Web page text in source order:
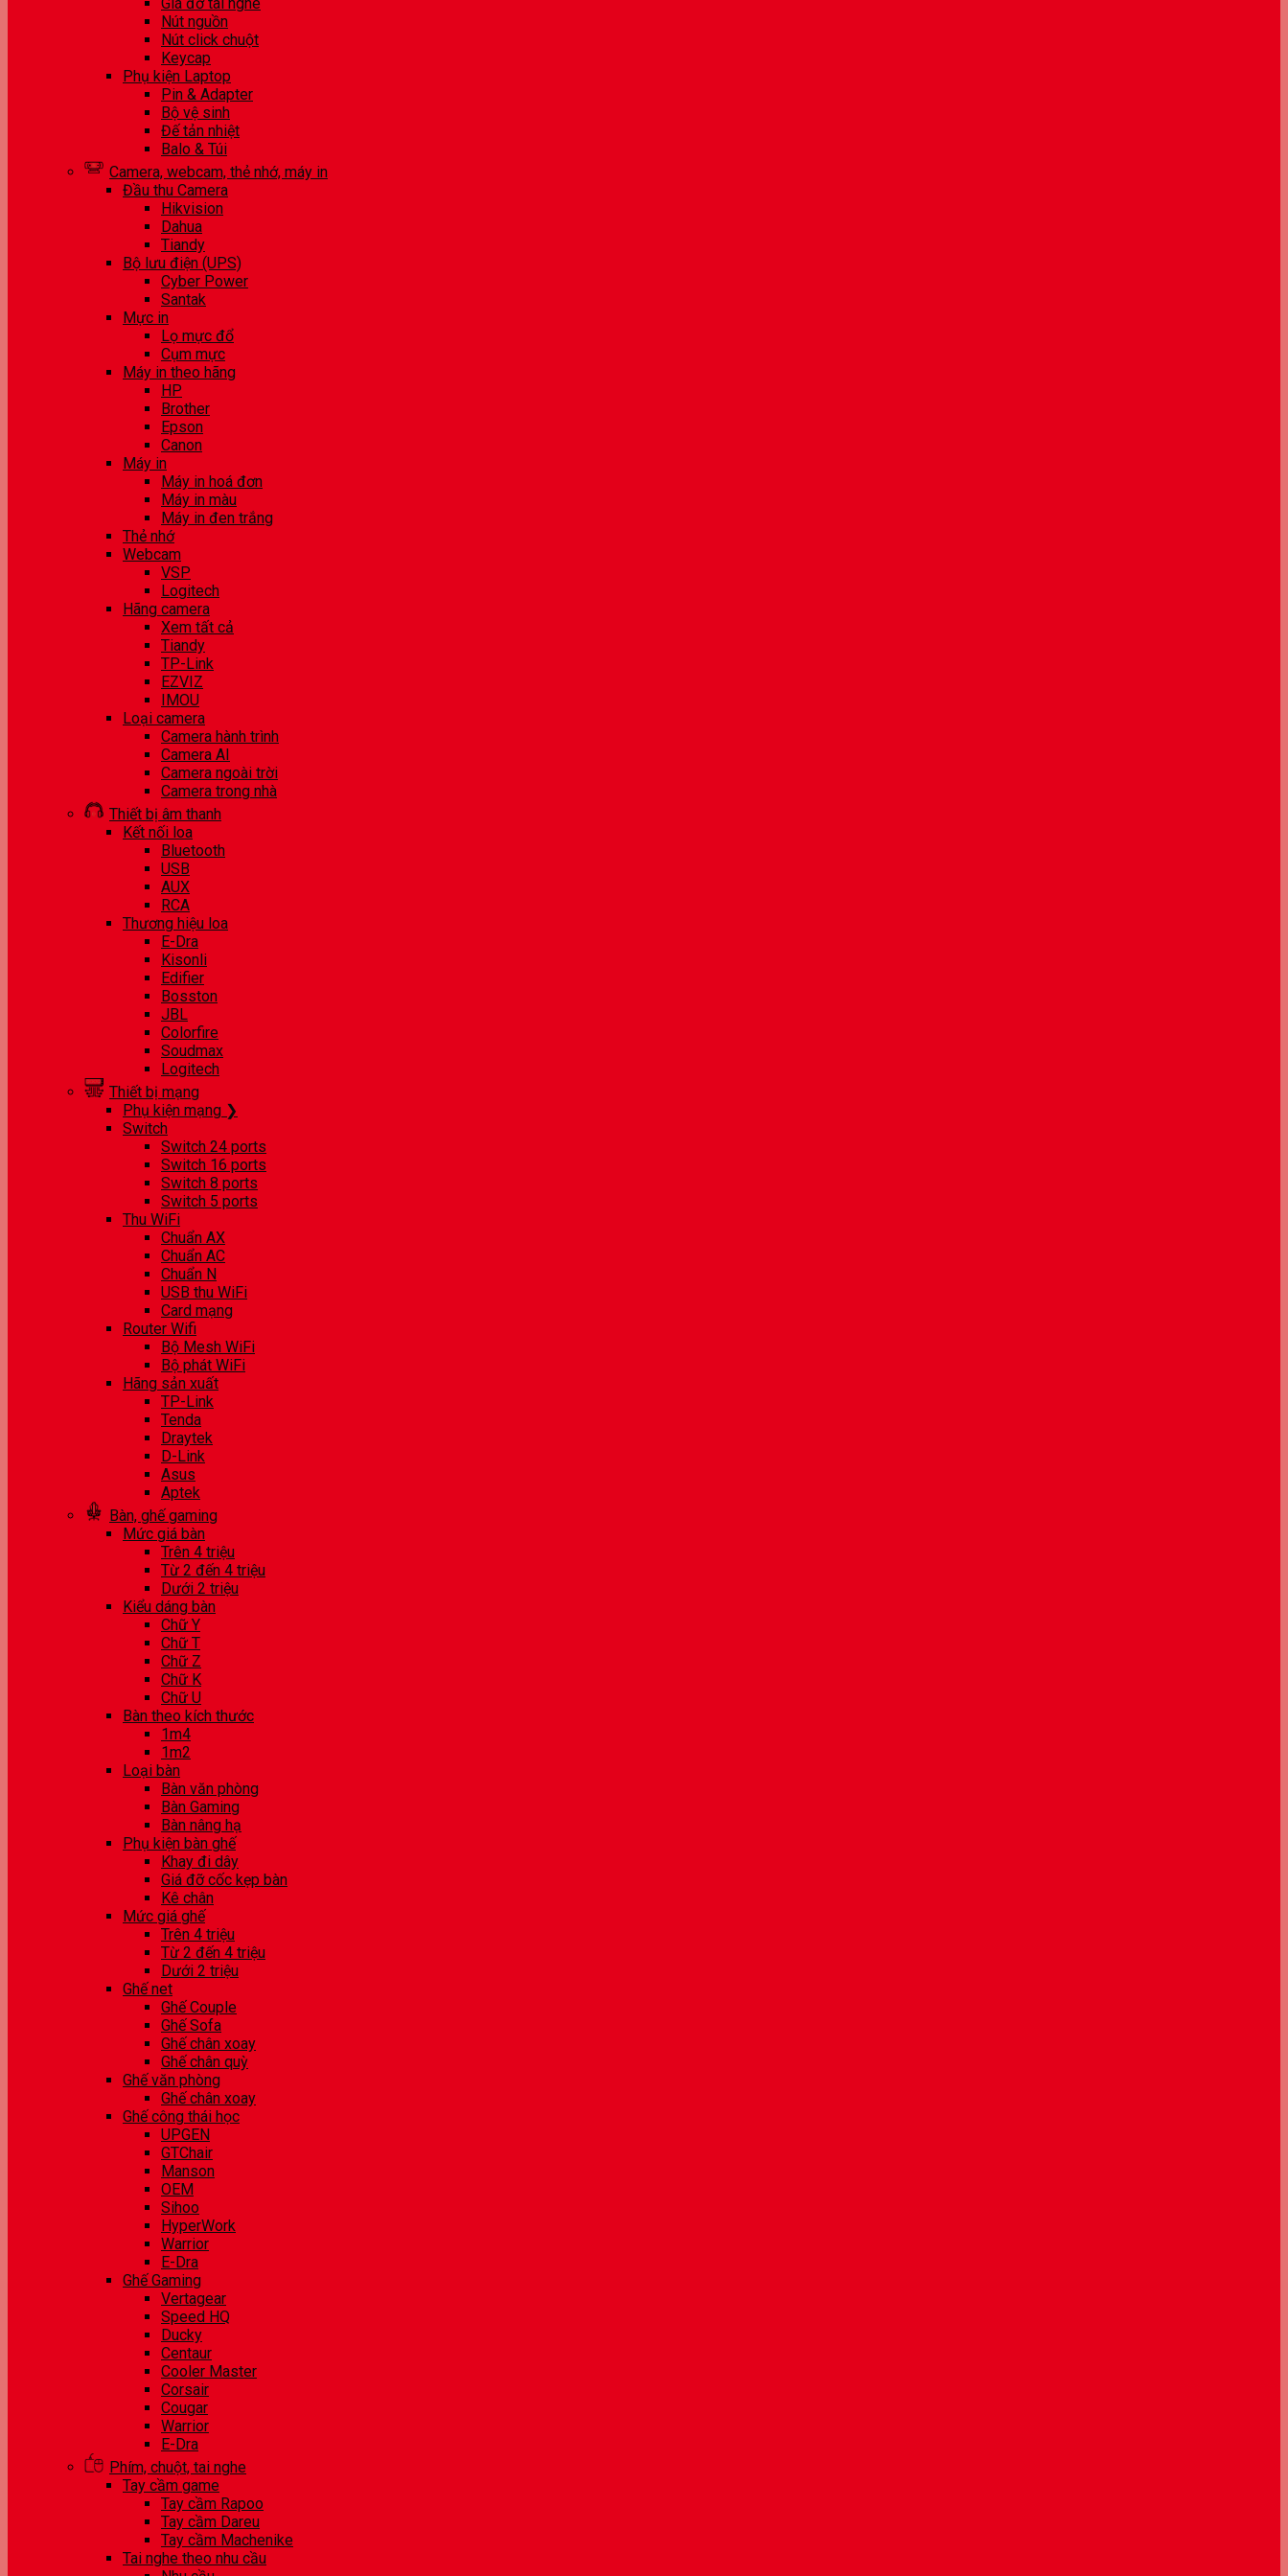
Nút nguồn
Nút click chuột
Keycap
Phụ kiện Laptop
Pin & Adapter
Bộ vệ sinh
Đế tản nhiệt
Balo & Túi
Camera, webcam, thẻ nhớ, máy in
Đầu thu Camera
Hikvision
Dahua
Tiandy
Bộ lưu điện (UPS)
Cyber Power
Santak
Mực in
Lọ mực đổ
Cụm mực
Máy in theo hãng
HP
Brother
Epson
Canon
Máy in
Máy in hoá đơn
Máy in màu
Máy in đen trắng
Thẻ nhớ
Webcam
VSP
Logitech
Hãng camera
Xem tất cả
Tiandy
TP-Link
EZVIZ
IMOU
Loại camera
Camera hành trình
Camera AI
Camera ngoài trời
Camera trong nhà
Thiết bị âm thanh
Kết nối loa
Bluetooth
USB
AUX
RCA
Thương hiệu loa
E-Dra
Kisonli
Edifier
Bosston
JBL
Colorfire
Soudmax
Logitech
Thiết bị mạng
Phụ kiện mạng ❯
Switch
Switch 24 ports
Switch 16 ports
Switch 8 ports
Switch 5 ports
Thu WiFi
Chuẩn AX
Chuẩn AC
Chuẩn N
USB thu WiFi
Card mạng
Router Wifi
Bộ Mesh WiFi
Bộ phát WiFi
Hãng sản xuất
TP-Link
Tenda
Draytek
D-Link
Asus
Aptek
Bàn, ghế gaming
Mức giá bàn
Trên 4 triệu
Từ 2 đến 4 triệu
Dưới 2 triệu
Kiểu dáng bàn
Chữ Y
Chữ T
Chữ Z
Chữ K
Chữ U
Bàn theo kích thước
1m4
1m2
Loại bàn
Bàn văn phòng
Bàn Gaming
Bàn nâng hạ
Phụ kiện bàn ghế
Khay đi dây
Giá đỡ cốc kẹp bàn
Kê chân
Mức giá ghế
Trên 4 triệu
Từ 2 đến 4 triệu
Dưới 2 triệu
Ghế net
Ghế Couple
Ghế Sofa
Ghế chân xoay
Ghế chân quỳ
Ghế văn phòng
Ghế chân xoay
Ghế công thái học
UPGEN
GTChair
Manson
OEM
Sihoo
HyperWork
Warrior
E-Dra
Ghế Gaming
Vertagear
Speed HQ
Ducky
Centaur
Cooler Master
Corsair
Cougar
Warrior
E-Dra
Phím, chuột, tai nghe
Tay cầm game
Tay cầm Rapoo
Tay cầm Dareu
Tay cầm Machenike
Tai nghe theo nhu cầu